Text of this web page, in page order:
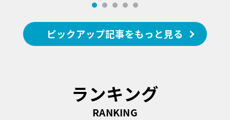
ピックアップ記事をもっと見る
ランキング
RANKING